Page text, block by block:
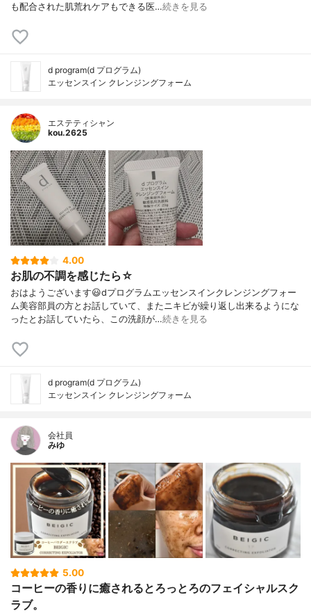
も配合された肌荒れケアもできる医…続きを見る
d program(d プログラム)
エッセンスイン クレンジングフォーム
エステティシャン
kou.2625
4.00
お肌の不調を感じたら☆
おはようございます😃dプログラムエッセンスインクレンジングフォー
ム美容部員の方とお話していて、またニキビが繰り返し出来るようにな
ったとお話していたら、この洗顔が…続きを見る
d program(d プログラム)
エッセンスイン クレンジングフォーム
会社員
みゆ
5.00
コーヒーの香りに癒されるとろっとろのフェイシャルスク
ラブ。